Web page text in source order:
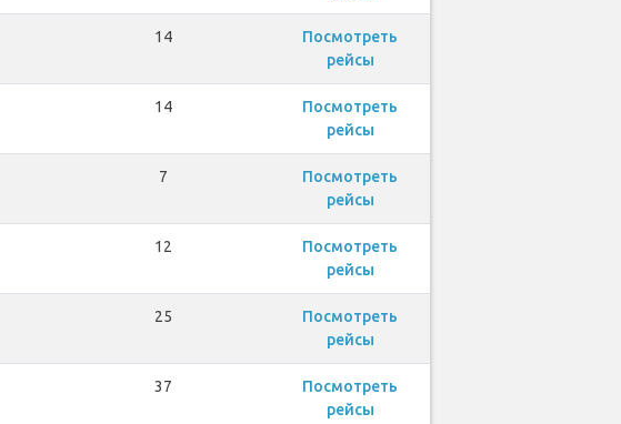
14
Посмотреть
рейсы
14
Посмотреть
рейсы
7
Посмотреть
рейсы
12
Посмотреть
рейсы
25
Посмотреть
рейсы
37
Посмотреть
рейсы